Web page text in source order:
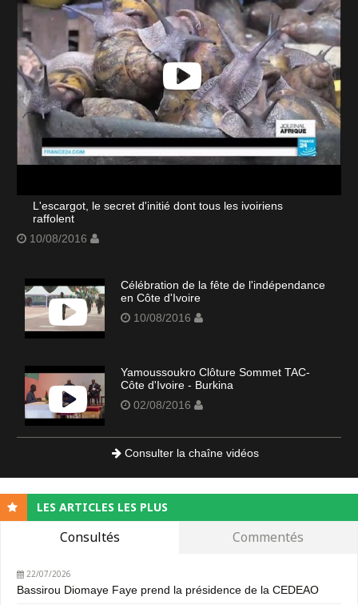
L'escargot, le secret d'initié dont tous les ivoiriens
raffolent
10/08/2016
Célébration de la fête de l'indépendance
en Côte d'Ivoire
10/08/2016
Yamoussoukro Clôture Sommet TAC-
Côte d'Ivoire - Burkina
02/08/2016
Consulter la chaîne vidéos
LES ARTICLES LES PLUS
Consultés Commentés
22/07/2026
Bassirou Diomaye Faye prend la présidence de la CEDEAO